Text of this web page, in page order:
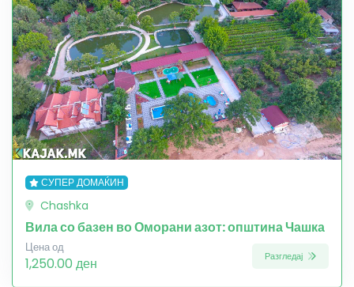
СУПЕР ДОМАЌИН
Chashka
Вила со базен во Оморани азот: општина Чашка
Цена од
1,250.00 ден Разгледај